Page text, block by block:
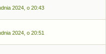
2024, o 20:43
2024, o 20:51